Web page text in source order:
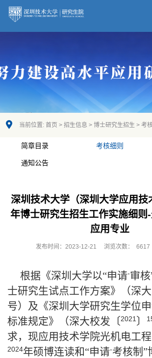
当前位置: 首页 > 招生信息 > 博士研究生招生 > 考
简章目录 考核细则
通知公告
深圳技术大学（深圳大学应用技
年博士研究生招生工作实施细则
应用专业
发布时间：2023-12-21 浏览次数： 6617
根据《深圳大学以“申请-审
士研究生试点工作方案》（深
号）及《深圳大学研究生学位
标准规定》（深大校发〔2021 〕
求，现应用技术学院光机电工
2024年硕博连读和“申请-考核制”